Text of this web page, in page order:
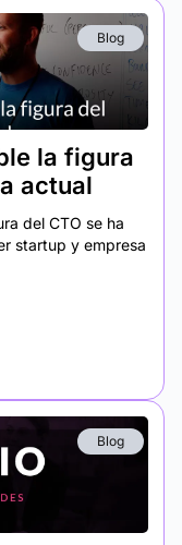
Blog
la figura
actual
del CTO se ha
startup y empresa
Blog